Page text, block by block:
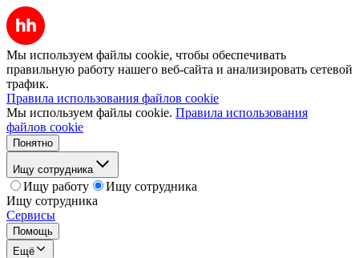
Мы используем файлы cookie, чтобы обеспечивать
правильную работу нашего веб-сайта и анализировать сетевой
трафик.
Правила использования файлов cookie
Мы используем файлы cookie. Правила использования
файлов cookie
Понятно
Ищу сотрудника
Ищу работу
Ищу сотрудника
Ищу сотрудника
Сервисы
Помощь
Ещё